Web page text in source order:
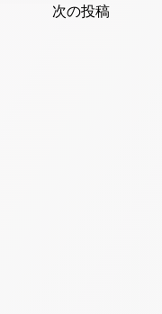
navigation
次の投稿